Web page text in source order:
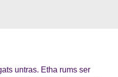
untras. Etha rums ser